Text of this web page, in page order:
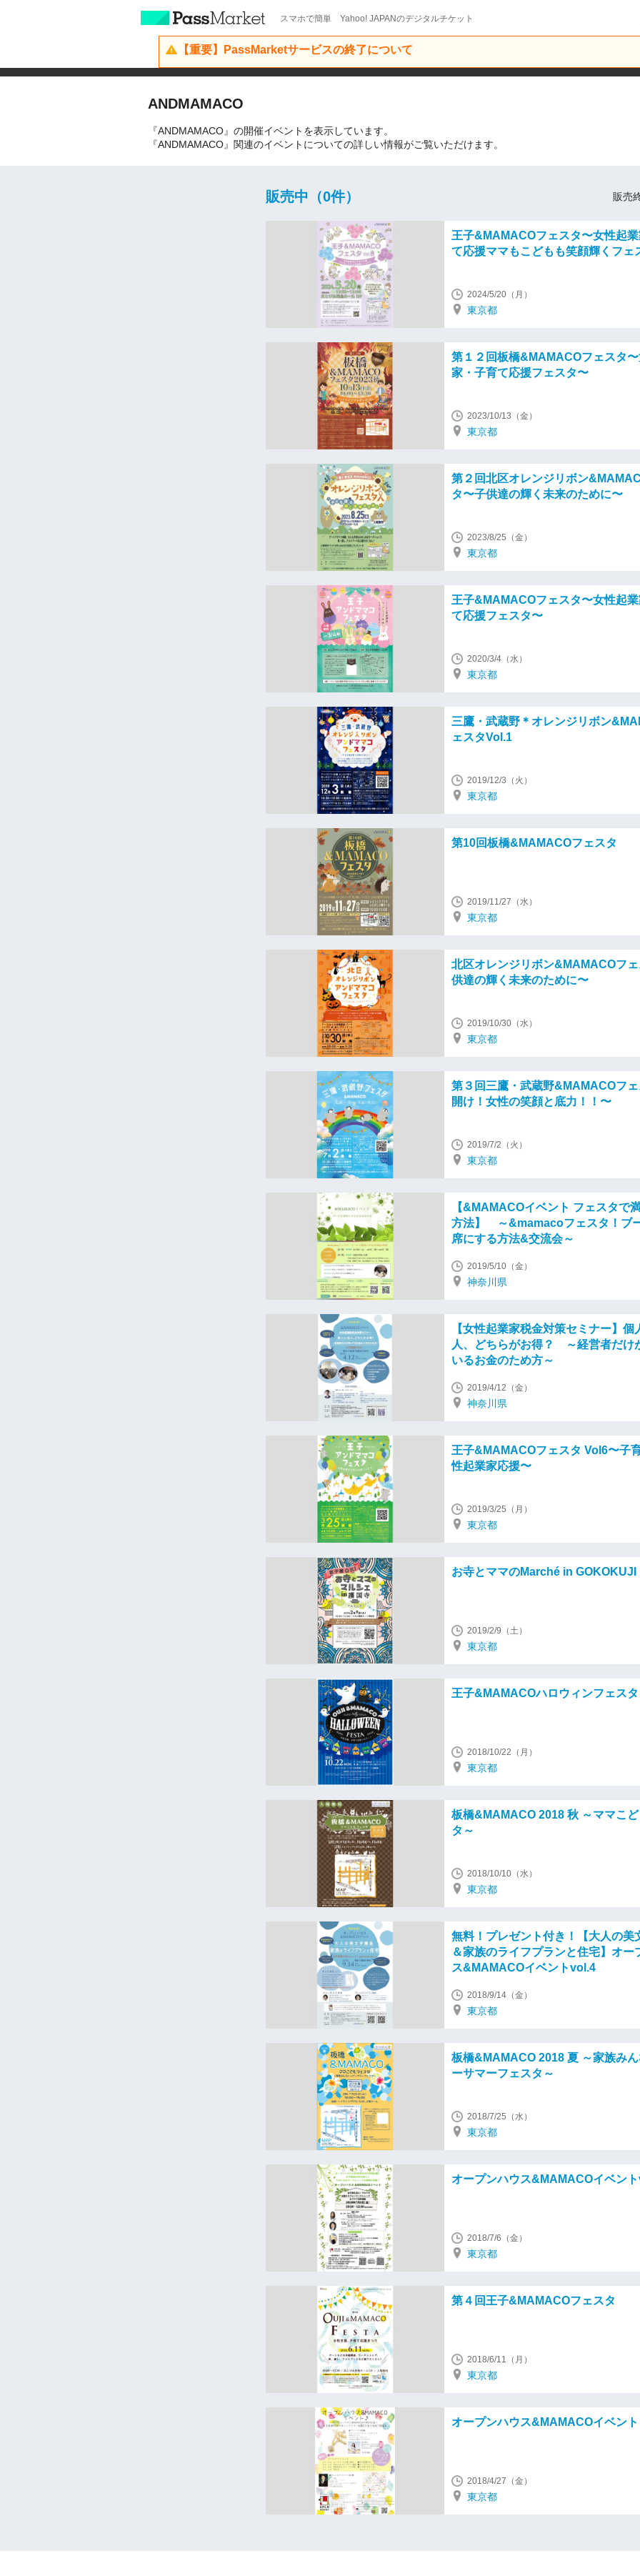
スマホで簡単 Yahoo! JAPANのデジタルチケット
【重要】PassMarketサービスの終了について
ANDMAMACO
『ANDMAMACO』の開催イベントを表示しています。
『ANDMAMACO』関連のイベントについての詳しい情報がご覧いただけます。
販売中（0件） 販売
王子&MAMACOフェスタ〜女性起
て応援ママもこどもも笑顔輝くフェ
2024/5/20（月）
東京都
第１２回板橋&MAMACOフェスタ
家・子育て応援フェスタ〜
2023/10/13（金）
東京都
第２回北区オレンジリボン
タ〜子供達の輝く未来のために〜
2023/8/25（金）
東京都
王子&MAMACOフェスタ〜女性起
て応援フェスタ〜
2020/3/4（水）
東京都
三鷹・武蔵野＊オレンジリボン
ェスタVol.1
2019/12/3（火）
東京都
第10回板橋&MAMACOフェスタ
2019/11/27（水）
東京都
北区オレンジリボン&MAMACOフ
供達の輝く未来のために〜
2019/10/30（水）
東京都
第３回三鷹・武蔵野&MAMACOフ
開け！女性の笑顔と底力！！〜
2019/7/2（火）
東京都
【&MAMACOイベント フェスタで
方法】 ～&mamacoフェスタ！ブ
席にする方法&交流会～
2019/5/10（金）
神奈川県
【女性起業家税金対策セミナー】個
人、どちらがお得？ ～経営者だけ
いるお金のため方～
2019/4/12（金）
神奈川県
王子&MAMACOフェスタ Vol6〜子
性起業家応援〜
2019/3/25（月）
東京都
お寺とママのMarché in GOKOKUJI
2019/2/9（土）
東京都
王子&MAMACOハロウィンフェス
2018/10/22（月）
東京都
板橋&MAMACO 2018 秋 ～ママこ
タ～
2018/10/10（水）
東京都
無料！プレゼント付き！【大人の美
＆家族のライフプランと住宅】オー
ス&MAMACOイベントvol.4
2018/9/14（金）
東京都
板橋&MAMACO 2018 夏 ～家族み
ーサマーフェスタ～
2018/7/25（水）
東京都
オープンハウス&MAMACOイベン
2018/7/6（金）
東京都
第４回王子&MAMACOフェスタ
2018/6/11（月）
東京都
オープンハウス&MAMACOイベント
2018/4/27（金）
東京都